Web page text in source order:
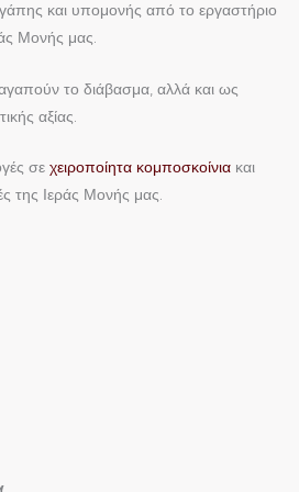
και υπομονής από το εργαστήριο
Μονής μας.
το διάβασμα, αλλά και ως
αξίας.
σε χειροποίητα κομποσκοίνια και
της Ιεράς Μονής μας.